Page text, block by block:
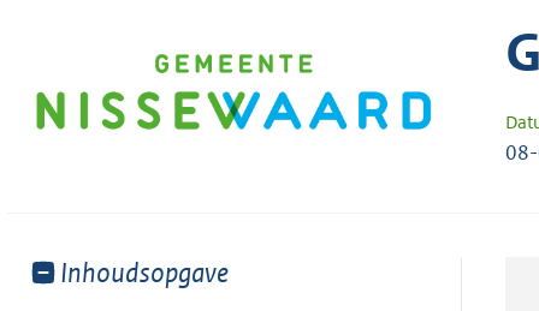
Toon
Inhoudsopgave